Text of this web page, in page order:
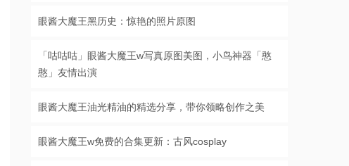
眼酱大魔王黑历史：惊艳的照片原图
「咕咕咕」眼酱大魔王w写真原图美图，小鸟神器「憨
憨」友情出演
眼酱大魔王油光精油的精选分享，带你领略创作之美
眼酱大魔王w免费的合集更新：古风cosplay